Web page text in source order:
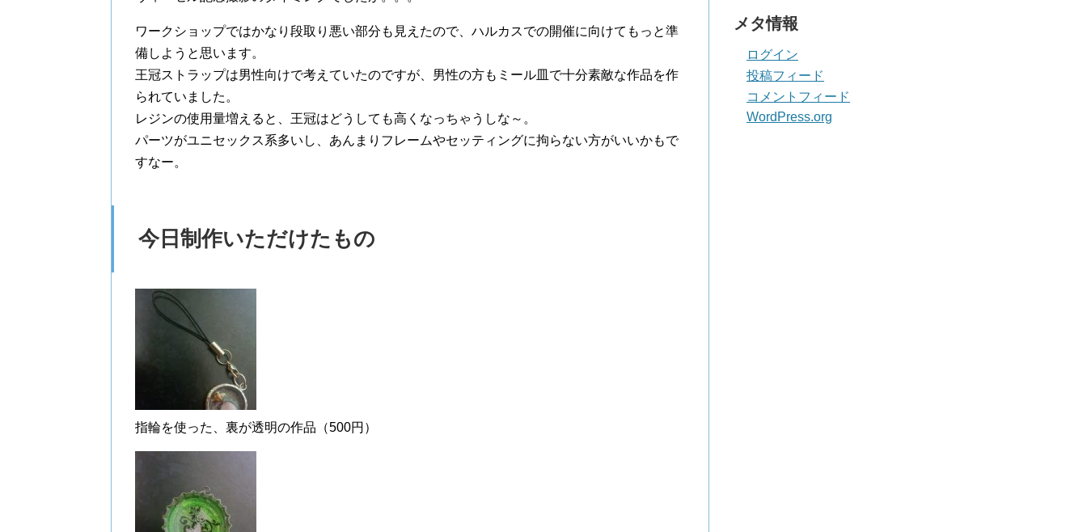
ワークショップではかなり段取り悪い部分も見えたので、ハルカスでの開催に向けてもっと準
備しようと思います。
王冠ストラップは男性向けで考えていたのですが、男性の方もミール皿で十分素敵な作品を作
られていました。
レジンの使用量増えると、王冠はどうしても高くなっちゃうしな～。
パーツがユニセックス系多いし、あんまりフレームやセッティングに拘らない方がいいかもで
すなー。
今日制作いただけたもの
指輪を使った、裏が透明の作品（500円）
メタ情報
ログイン
投稿フィード
コメントフィード
WordPress.org